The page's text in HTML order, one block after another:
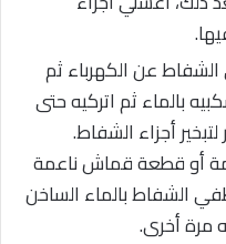
عن الكهرباء ثم
بالماء ثم اتركيه حتى
أجزاء الشفاط.
أو قطعة قماش ناعمة
الشفاط بالماء الساخن
مرة أخرى.